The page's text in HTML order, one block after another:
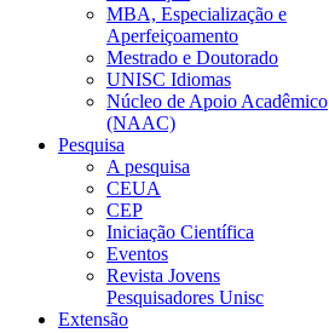
MBA, Especialização e
Aperfeiçoamento
Mestrado e Doutorado
UNISC Idiomas
Núcleo de Apoio Acadêmico
(NAAC)
Pesquisa
A pesquisa
CEUA
CEP
Iniciação Científica
Eventos
Revista Jovens
Pesquisadores Unisc
Extensão